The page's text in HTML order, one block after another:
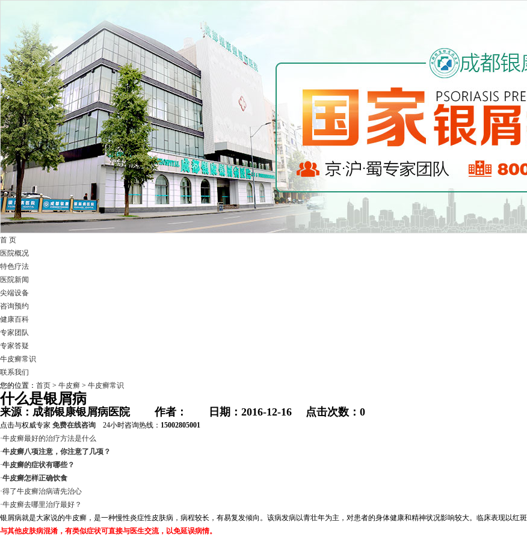
首 页
医院概况
特色疗法
医院新闻
尖端设备
咨询预约
健康百科
专家团队
专家答疑
牛皮癣常识
联系我们
您的位置： 首页 > 牛皮癣 > 牛皮癣常识
什么是银屑病
来源：成都银康银屑病医院 作者： 日期：2016-12-16 点击次数：0
点击与权威专家 免费在线咨询 24小时咨询热线： 15002805001
·牛皮癣最好的治疗方法是什么
·牛皮癣八项注意，你注意了几项？
·牛皮癣的症状有哪些？
·牛皮癣怎样正确饮食
·得了牛皮癣治病请先治心
·牛皮癣去哪里治疗最好？
银屑病就是大家说的牛皮癣，是一种慢性炎症性皮肤病，病程较长，有易复发倾向。该病发病以青壮年为主，对患者的身体健康和精神状况影响较大。临床表现以红
与其他皮肤病混淆，有类似症状可直接与医生交流，以免延误病情。